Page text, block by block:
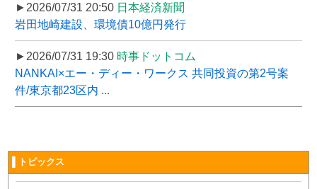
►2026/07/31 20:50 日本経済新聞
岩田地崎建設、環境債10億円発行
►2026/07/31 19:30 時事ドットコム
NANKAI×エー・ディー・ワークス 共同投資の第2号案
件/東京都23区内 ...
▌トピックス